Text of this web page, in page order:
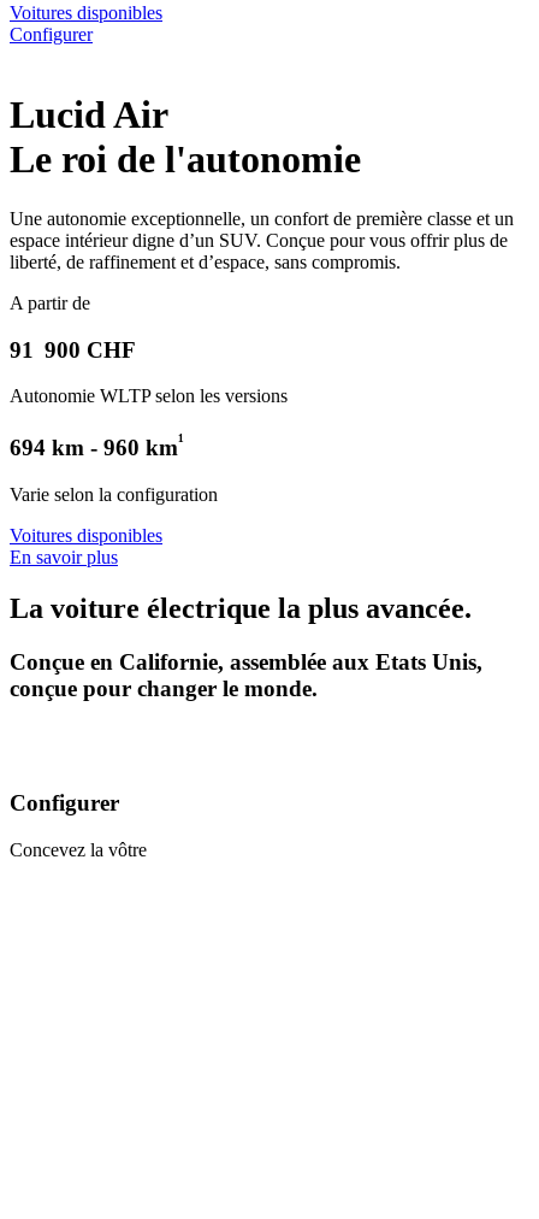
Voitures disponibles
Configurer
Lucid Air
Le roi de l'autonomie
Une autonomie exceptionnelle, un confort de première classe et un
espace intérieur digne d’un SUV. Conçue pour vous offrir plus de
liberté, de raffinement et d’espace, sans compromis.
A partir de
91 900 CHF
Autonomie WLTP selon les versions
694 km - 960 km¹
Varie selon la configuration
Voitures disponibles
En savoir plus
La voiture électrique la plus avancée.
Conçue en Californie, assemblée aux Etats Unis,
conçue pour changer le monde.
Configurer
Concevez la vôtre